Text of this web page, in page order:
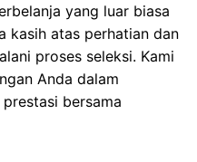
yang luar biasa
kasih atas perhatian dan
proses seleksi. Kami
Anda dalam
bersama